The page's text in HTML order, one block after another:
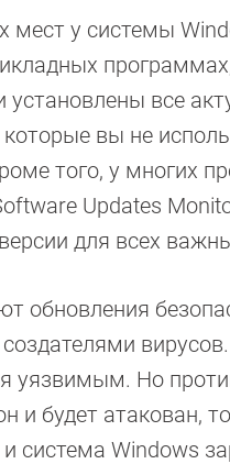
мест у системы
все
которые вы не
того, у многих
Updates
для всех
обновления
уязвимым. Но
и будет атакован,
и система Windows